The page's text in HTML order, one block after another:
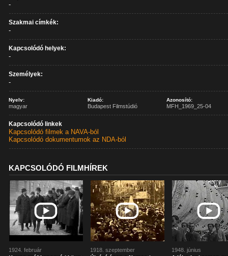
-
Szakmai címkék:
-
Kapcsolódó helyek:
-
Személyek:
-
Nyelv:
magyar
Kiadó:
Budapest Filmstúdió
Azonosító:
MFH_1969_25-04
Kapcsolódó linkek
Kapcsolódó filmek a NAVA-ból
Kapcsolódó dokumentumok az NDA-ból
KAPCSOLÓDÓ FILMHÍREK
1924. február
1918. szeptember
1948. június